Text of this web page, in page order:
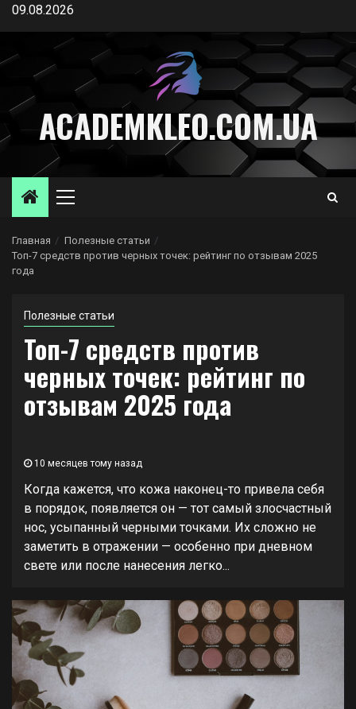
Перейти
содержимому
09.08.2026
ACADEMKLEO.COM.UA
Основное
Главная
Полезные статьи
Топ-7 средств против черных точек: рейтинг по отзывам 2025
года
Полезные статьи
Топ-7 средств против
черных точек: рейтинг по
отзывам 2025 года
10 месяцев тому назад
Когда кажется, что кожа наконец-то привела себя
в порядок, появляется он — тот самый злосчастный
нос, усыпанный черными точками. Их сложно не
заметить в отражении — особенно при дневном
свете или после нанесения легко...